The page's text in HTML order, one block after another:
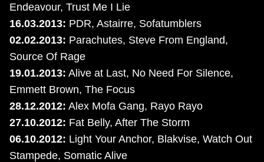
Endeavour, Trust Me I Lie
16.03.2013: PDR, Astairre, Sofatumblers
02.02.2013: Parachutes, Steve From England,
Source Of Rage
19.01.2013: Alive at Last, No Need For Silence,
Emmett Brown, The Focus
28.12.2012: Alex Mofa Gang, Rayo Rayo
27.10.2012: Fat Belly, After The Storm
06.10.2012: Light Your Anchor, Blakvise, Watch Out
Stampede, Somatic Alive